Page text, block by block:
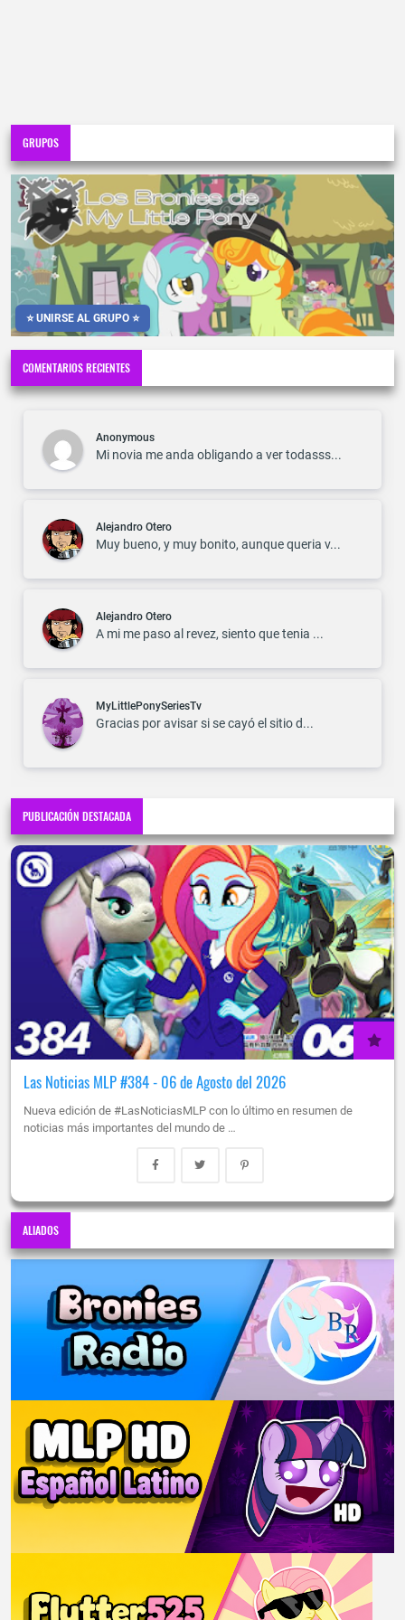
GRUPOS
⭐ UNIRSE AL GRUPO ⭐
COMENTARIOS RECIENTES
Anonymous
Mi novia me anda obligando a ver todasss...
Alejandro Otero
Muy bueno, y muy bonito, aunque queria v...
Alejandro Otero
A mi me paso al revez, siento que tenia ...
MyLittlePonySeriesTv
Gracias por avisar si se cayó el sitio d...
PUBLICACIÓN DESTACADA
Las Noticias MLP #384 - 06 de Agosto del 2026
Nueva edición de #LasNoticiasMLP con lo último en resumen de
noticias más importantes del mundo de …
ALIADOS